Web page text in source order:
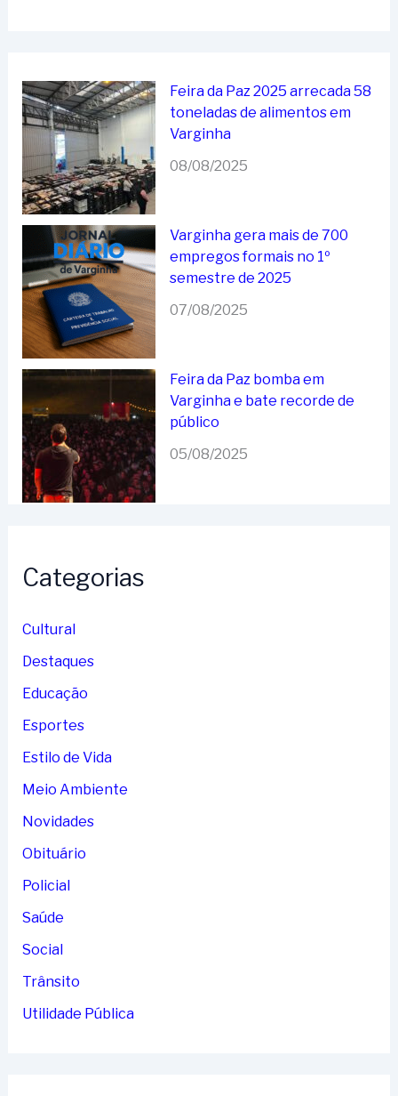
Feira da Paz 2025 arrecada 58
toneladas de alimentos em
Varginha
08/08/2025
Varginha gera mais de 700
empregos formais no 1º
semestre de 2025
07/08/2025
Feira da Paz bomba em
Varginha e bate recorde de
público
05/08/2025
Categorias
Cultural
Destaques
Educação
Esportes
Estilo de Vida
Meio Ambiente
Novidades
Obituário
Policial
Saúde
Social
Trânsito
Utilidade Pública